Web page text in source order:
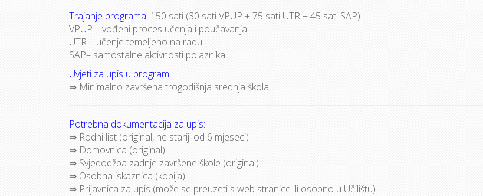
Trajanje programa: 150 sati (30 sati VPUP + 75 sati UTR + 45 sati SAP)
VPUP – vođeni proces učenja i poučavanja
UTR – učenje temeljeno na radu
SAP– samostalne aktivnosti polaznika
Uvjeti za upis u program:
⇒ Minimalno završena trogodišnja srednja škola
Potrebna dokumentacija za upis:
⇒ Rodni list (original, ne stariji od 6 mjeseci)
⇒ Domovnica (original)
⇒ Svjedodžba zadnje završene škole (original)
⇒ Osobna iskaznica (kopija)
⇒ Prijavnica za upis (može se preuzeti s web stranice ili osobno u Učilištu)